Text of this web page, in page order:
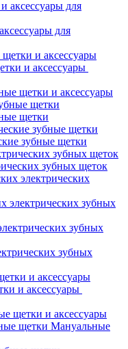
для
и аксессуары
щетки и аксессуары
щетки
зубные щетки
зубных щеток
электрических зубных
зубных
и аксессуары
щетки и аксессуары
Мануальные